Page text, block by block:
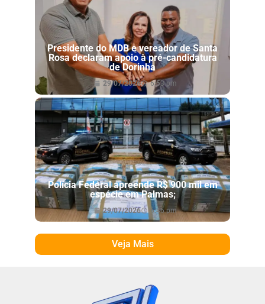
Presidente do MDB e vereador de Santa
Rosa declaram apoio à pré-candidatura
de Dorinha
29/07/2026 6:53 pm
Polícia Federal apreende R$ 900 mil em
espécie em Palmas;
29/07/2026 6:46 pm
Veja Mais